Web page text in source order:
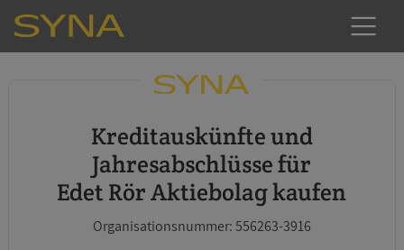
Kreditauskünfte und
Jahresabschlüsse für
Edet Rör Aktiebolag kaufen
Organisationsnummer: 556263-3916